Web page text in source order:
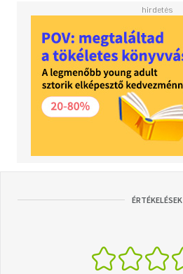
ÉRTÉKELÉSEK